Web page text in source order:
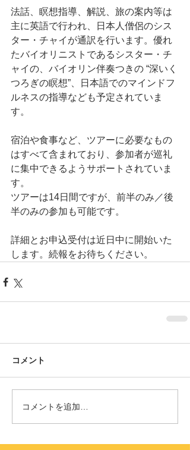
法話、瞑想指導、解説、旅の案内等は
主に英語で行われ、日本人僧侶のシス
ター・チャイが通訳を行います。優れ
たバイオリニストであるシスター・チ
ャイの、バイオリン伴奏つきの “深いく
つろぎの瞑想”、日本語でのマインドフ
ルネスの指導なども予定されていま
す。
宿泊や食事など、ツアーに必要なもの
はすべて含まれており、参加者が巡礼
に集中できるようサポートされていま
す。
ツアーは14日間ですが、前半のみ／後
半のみの参加も可能です。
詳細とお申込受付は近日中に開始いた
します。続報をお待ちください。
コメント
コメントを追加…